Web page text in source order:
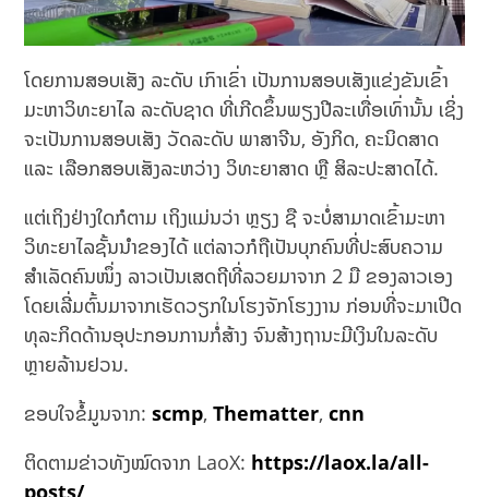
ໂດຍການສອບເສັງ ລະດັບ ເກົາເຂົ່າ ເປັນການສອບເສັງແຂ່ງຂັນເຂົ້າ
ມະຫາວິທະຍາໄລ ລະດັບຊາດ ທີ່ເກີດຂຶ້ນພຽງປີລະເທື່ອເທົ່ານັ້ນ ເຊິ່ງ
ຈະເປັນການສອບເສັງ ວັດລະດັບ ພາສາຈີນ, ອັງກິດ, ຄະນິດສາດ
ແລະ ເລືອກສອບເສັງລະຫວ່າງ ວິທະຍາສາດ ຫຼື ສິລະປະສາດໄດ້.
ແຕ່ເຖິງຢ່າງໃດກໍຕາມ ເຖິງແມ່ນວ່າ ຫຼຽງ ຊື ຈະບໍ່ສາມາດເຂົ້າມະຫາ
ວິທະຍາໄລຊັ້ນນຳຂອງໄດ້ ແຕ່ລາວກໍຖືເປັນບຸກຄົນທີ່ປະສົບຄວາມ
ສຳເລັດຄົນໜຶ່ງ ລາວເປັນເສດຖີທີ່ລວຍມາຈາກ 2 ມື ຂອງລາວເອງ
ໂດຍເລີ່ມຕົ້ນມາຈາກເຮັດວຽກໃນໂຮງຈັກໂຮງງານ ກ່ອນທີ່ຈະມາເປີດ
ທຸລະກິດດ້ານອຸປະກອນການກໍ່ສ້າງ ຈົນສ້າງຖານະມີເງິນໃນລະດັບ
ຫຼາຍລ້ານຢວນ.
ຂອບໃຈຂໍ້ມູນຈາກ:scmp,Thematter,cnn
ຕິດຕາມຂ່າວທັງໝົດຈາກ LaoX: https://laox.la/all-
posts/